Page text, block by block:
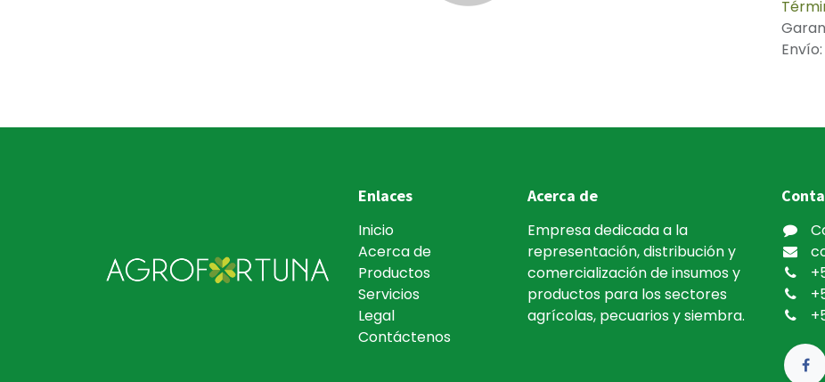
Enlaces
Inicio
Acerca de
Productos
Servicios
Legal
Contáctenos
Acerca de
Empresa dedicada a la
representación, distribución y
comercialización de insumos y
productos para los sectores
agrícolas, pecuarios y siembra.